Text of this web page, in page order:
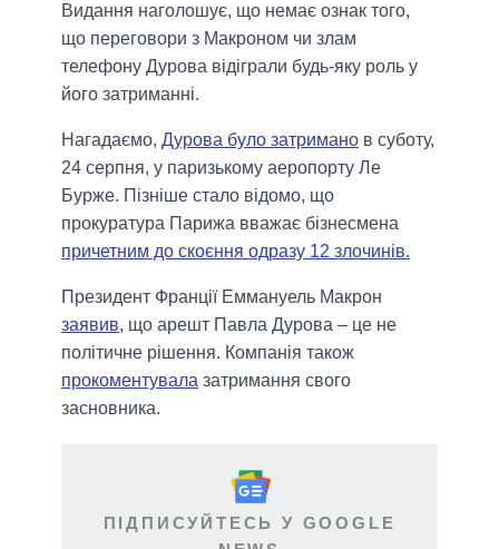
Видання наголошує, що немає ознак того,
що переговори з Макроном чи злам
телефону Дурова відіграли будь-яку роль у
його затриманні.
Нагадаємо, Дурова було затримано в суботу,
24 серпня, у паризькому аеропорту Ле
Бурже. Пізніше стало відомо, що
прокуратура Парижа вважає бізнесмена
причетним до скоєння одразу 12 злочинів.
Президент Франції Еммануель Макрон
заявив, що арешт Павла Дурова – це не
політичне рішення. Компанія також
прокоментувала затримання свого
засновника.
ПІДПИСУЙТЕСЬ У GOOGLE